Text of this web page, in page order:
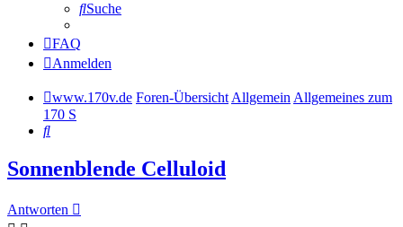
Suche
FAQ
Anmelden
www.170v.de Foren-ÜbersichtAllgemeinAllgemeines zum
170 S
Suche
Sonnenblende Celluloid
Antworten